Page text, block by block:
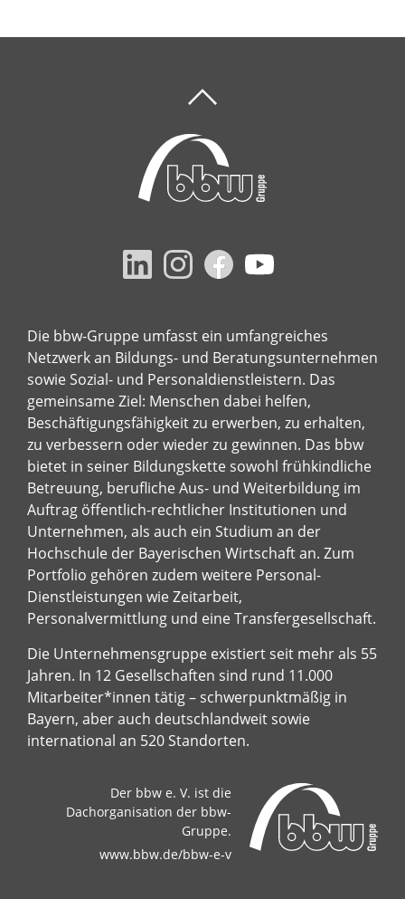
Die bbw-Gruppe umfasst ein umfangreiches
Netzwerk an Bildungs- und Beratungsunternehmen
sowie Sozial- und Personaldienstleistern. Das
gemeinsame Ziel: Menschen dabei helfen,
Beschäftigungsfähigkeit zu erwerben, zu erhalten,
zu verbessern oder wieder zu gewinnen. Das bbw
bietet in seiner Bildungskette sowohl frühkindliche
Betreuung, berufliche Aus- und Weiterbildung im
Auftrag öffentlich-rechtlicher Institutionen und
Unternehmen, als auch ein Studium an der
Hochschule der Bayerischen Wirtschaft an. Zum
Portfolio gehören zudem weitere Personal-
Dienstleistungen wie Zeitarbeit,
Personalvermittlung und eine Transfergesellschaft.
Die Unternehmensgruppe existiert seit mehr als 55
Jahren. In 12 Gesellschaften sind rund 11.000
Mitarbeiter*innen tätig – schwerpunktmäßig in
Bayern, aber auch deutschlandweit sowie
international an 520 Standorten.
Der bbw e. V. ist die
Dachorganisation der bbw-
Gruppe.
www.bbw.de/bbw-e-v